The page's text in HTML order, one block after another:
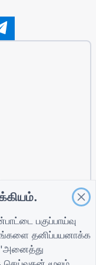
பகுப்பாய்வு
தனிப்பயனாக்க
'அனைத்து